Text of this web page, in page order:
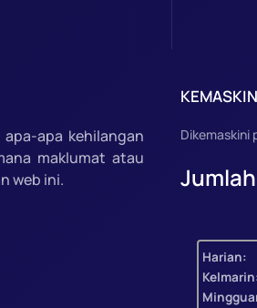
apa kehilangan
maklumat atau
web ini.
Dikemaskini
Harian: